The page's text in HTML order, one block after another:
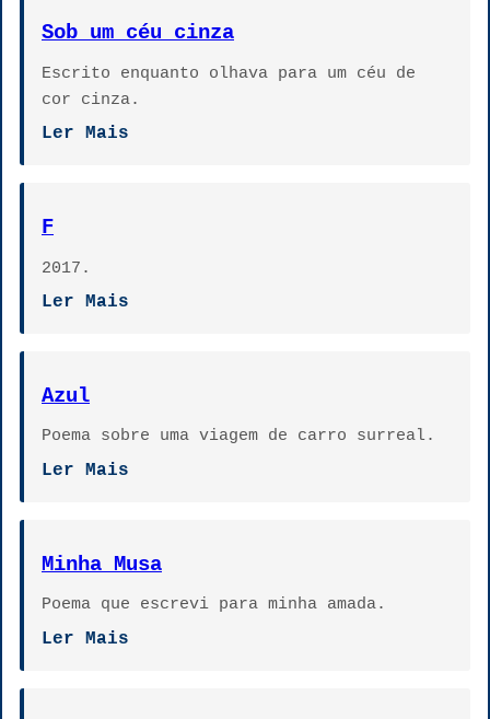
Sob um céu cinza
Escrito enquanto olhava para um céu de
cor cinza.
Ler Mais
F
2017.
Ler Mais
Azul
Poema sobre uma viagem de carro surreal.
Ler Mais
Minha Musa
Poema que escrevi para minha amada.
Ler Mais